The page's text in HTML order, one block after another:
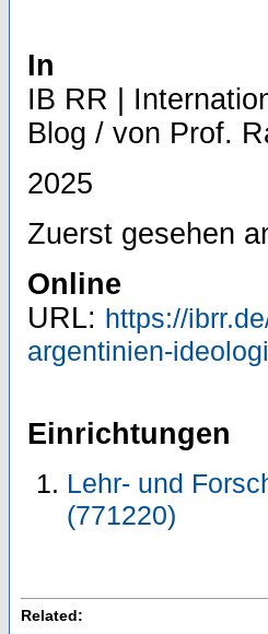
In
IB RR |
Blog / von Prof.
2025
Zuerst gesehen
Online
URL: https://
argentinien-
Einrichtungen
Lehr- und
(771220)
Related: